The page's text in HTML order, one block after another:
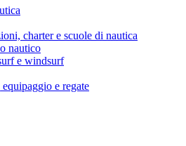
charter e scuole di nautica
nautico
e windsurf
e regate